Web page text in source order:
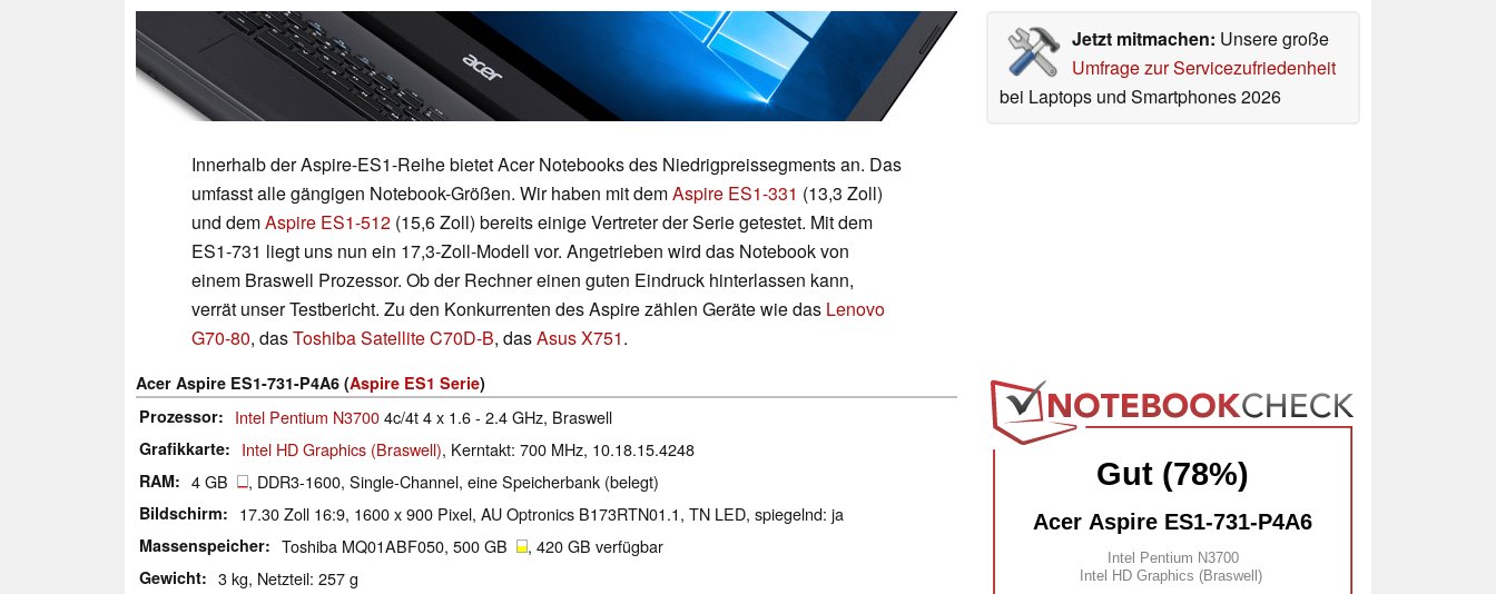
Jetzt mitmachen: Unsere große
Umfrage zur Servicezufriedenheit
bei Laptops und Smartphones 2026
Innerhalb der Aspire-ES1-Reihe bietet Acer Notebooks des Niedrigpreissegments an. Das
umfasst alle gängigen Notebook-Größen. Wir haben mit demAspire ES1-331 (13,3 Zoll)
und demAspire ES1-512 (15,6 Zoll) bereits einige Vertreter der Serie getestet. Mit dem
ES1-731 liegt uns nun ein 17,3-Zoll-Modell vor. Angetrieben wird das Notebook von
einem Braswell Prozessor. Ob der Rechner einen guten Eindruck hinterlassen kann,
verrät unser Testbericht. Zu den Konkurrenten des Aspire zählen Geräte wie das Lenovo
G70-80, dasToshiba Satellite C70D-B, dasAsus X751.
Gut (78%)
Acer Aspire ES1-731-P4A6
Intel Pentium N3700
Intel HD Graphics (Braswell)
Acer Aspire ES1-731-P4A6 (Aspire ES1 Serie)
Prozessor
Intel Pentium N37004c/4t 4 x 1.6 - 2.4 GHz, Braswell
Grafikkarte Intel HD Graphics (Braswell), Kerntakt: 700 MHz, 10.18.15.4248
RAM 4 GB , DDR3-1600, Single-Channel, eine Speicherbank (belegt)
Bildschirm 17.30 Zoll 16:9, 1600 x 900 Pixel, AU Optronics B173RTN01.1, TN LED, spiegelnd: ja
Massenspeicher Toshiba MQ01ABF050, 500 GB , 420 GB verfügbar
Gewicht 3 kg, Netzteil: 257 g